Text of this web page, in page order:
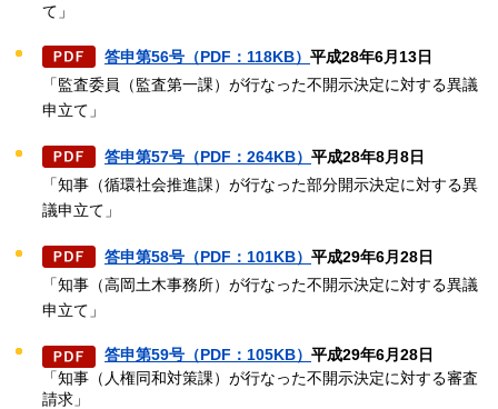
て」
答申第56号（PDF：118KB） 平成28年6月13日
「監査委員（監査第一課）が行なった不開示決定に対する異議
申立て」
答申第57号（PDF：264KB） 平成28年8月8日
「知事（循環社会推進課）が行なった部分開示決定に対する異
議申立て」
答申第58号（PDF：101KB） 平成29年6月28日
「知事（高岡土木事務所）が行なった不開示決定に対する異議
申立て」
答申第59号（PDF：105KB） 平成29年6月28日
「知事（人権同和対策課）が行なった不開示決定に対する審査
請求」